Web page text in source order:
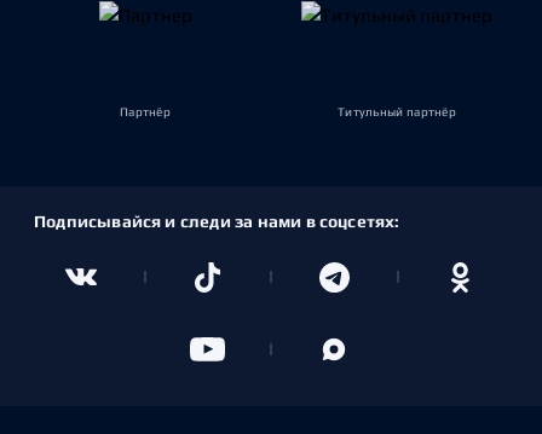
Партнёр Титульный партнёр
Подписывайся и следи за нами в соцсетях: